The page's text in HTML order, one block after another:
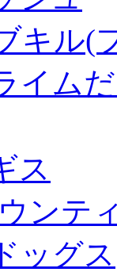
キル(
イム
ス
ンテ
ッグス